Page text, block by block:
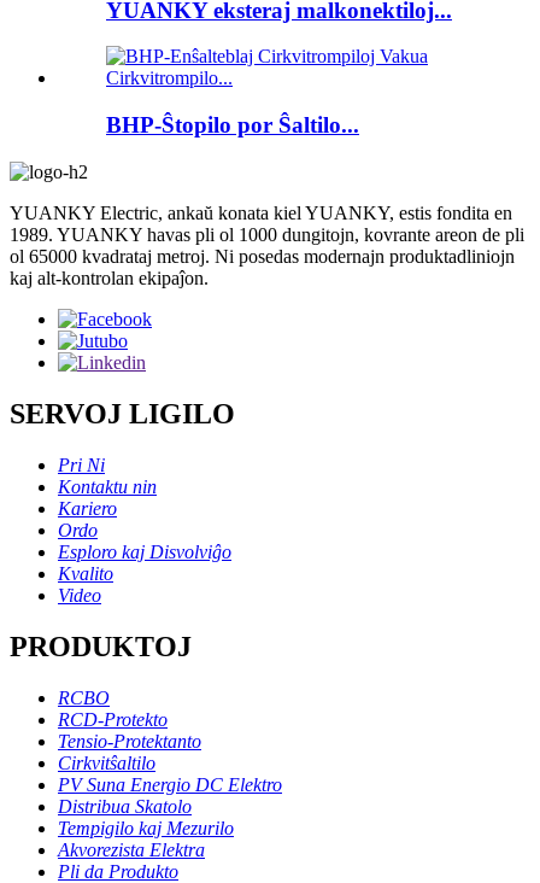
YUANKY eksteraj malkonektiloj...
BHP-Ŝtopilo por Ŝaltilo...
YUANKY Electric, ankaŭ konata kiel YUANKY, estis fondita en
1989. YUANKY havas pli ol 1000 dungitojn, kovrante areon de pli
ol 65000 kvadrataj metroj. Ni posedas modernajn produktadliniojn
kaj alt-kontrolan ekipaĵon.
SERVOJ LIGILO
Pri Ni
Kontaktu nin
Kariero
Ordo
Esploro kaj Disvolviĝo
Kvalito
Video
PRODUKTOJ
RCBO
RCD-Protekto
Tensio-Protektanto
Cirkvitŝaltilo
PV Suna Energio DC Elektro
Distribua Skatolo
Tempigilo kaj Mezurilo
Akvorezista Elektra
Pli da Produkto